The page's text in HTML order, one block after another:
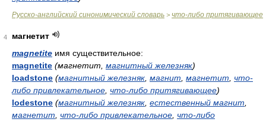
Русско-английский синонимический словарь > что-либо притягивающее
4
магнетит
magnetite имя существительное:
magnetite (магнетит, магнитный железняк)
loadstone (магнитный железняк магнит магнетит
что-
либо привлекательное что-либо притягивающее)
lodestone (магнитный железняк естественный магнит
магнетит
что-либо привлекательное что-либо